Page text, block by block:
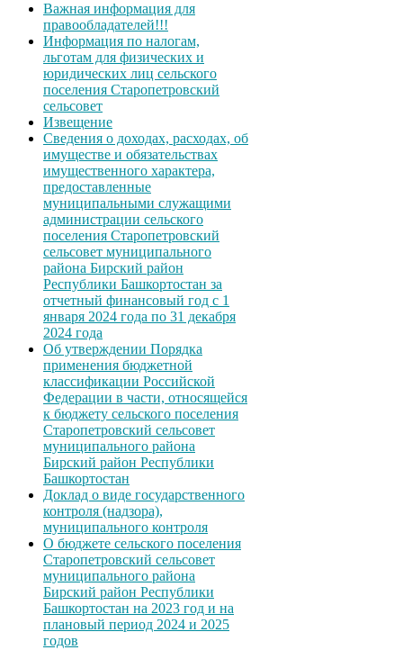
Важная информация для
правообладателей!!!
Информация по налогам,
льготам для физических и
юридических лиц сельского
поселения Старопетровский
сельсовет
Извещение
Сведения о доходах, расходах, об
имуществе и обязательствах
имущественного характера,
предоставленные
муниципальными служащими
администрации сельского
поселения Старопетровский
сельсовет муниципального
района Бирский район
Республики Башкортостан за
отчетный финансовый год с 1
января 2024 года по 31 декабря
2024 года
Об утверждении Порядка
применения бюджетной
классификации Российской
Федерации в части, относящейся
к бюджету сельского поселения
Старопетровский сельсовет
муниципального района
Бирский район Республики
Башкортостан
Доклад о виде государственного
контроля (надзора),
муниципального контроля
О бюджете сельского поселения
Старопетровский сельсовет
муниципального района
Бирский район Республики
Башкортостан на 2023 год и на
плановый период 2024 и 2025
годов